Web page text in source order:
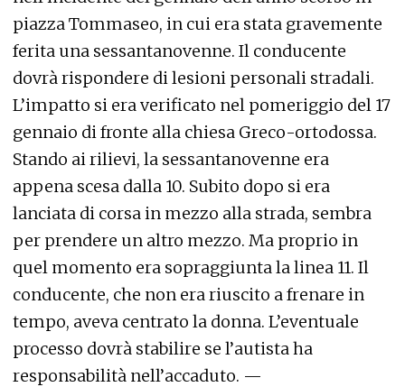
piazza Tommaseo, in cui era stata gravemente
ferita una sessantanovenne. Il conducente
dovrà rispondere di lesioni personali stradali.
L’impatto si era verificato nel pomeriggio del 17
gennaio di fronte alla chiesa Greco-ortodossa.
Stando ai rilievi, la sessantanovenne era
appena scesa dalla 10. Subito dopo si era
lanciata di corsa in mezzo alla strada, sembra
per prendere un altro mezzo. Ma proprio in
quel momento era sopraggiunta la linea 11. Il
conducente, che non era riuscito a frenare in
tempo, aveva centrato la donna. L’eventuale
processo dovrà stabilire se l’autista ha
responsabilità nell’accaduto. —